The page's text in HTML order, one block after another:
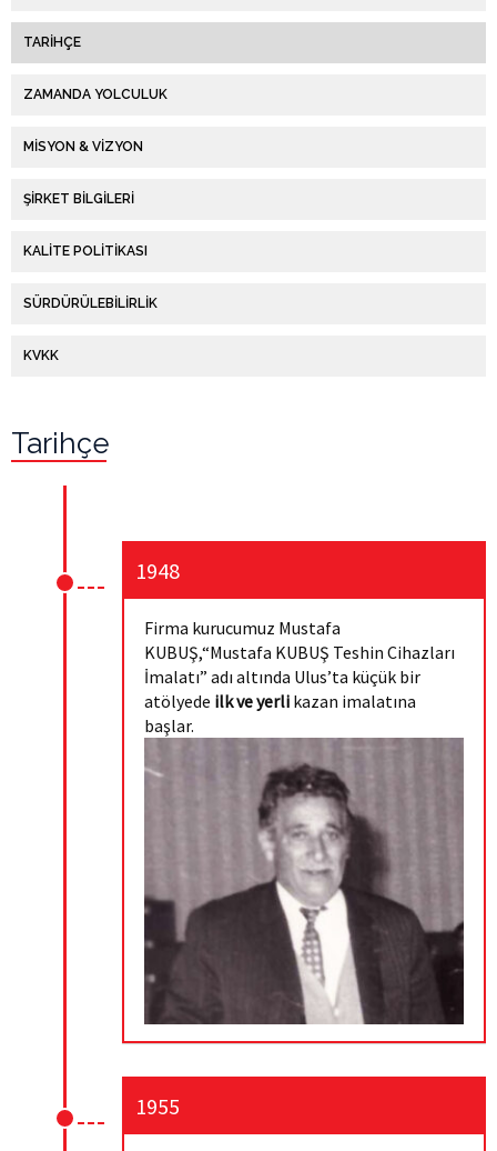
TARIHÇE
ZAMANDA YOLCULUK
MISYON & VIZYON
ŞIRKET BILGILERI
KALITE POLITIKASI
SÜRDÜRÜLEBILIRLIK
KVKK
Tarihçe
1948
Firma kurucumuz Mustafa
KUBUŞ,“Mustafa KUBUŞ Teshin Cihazları
İmalatı” adı altında Ulus’ta küçük bir
atölyede ilk ve yerli kazan imalatına
başlar.
1955
Politikası